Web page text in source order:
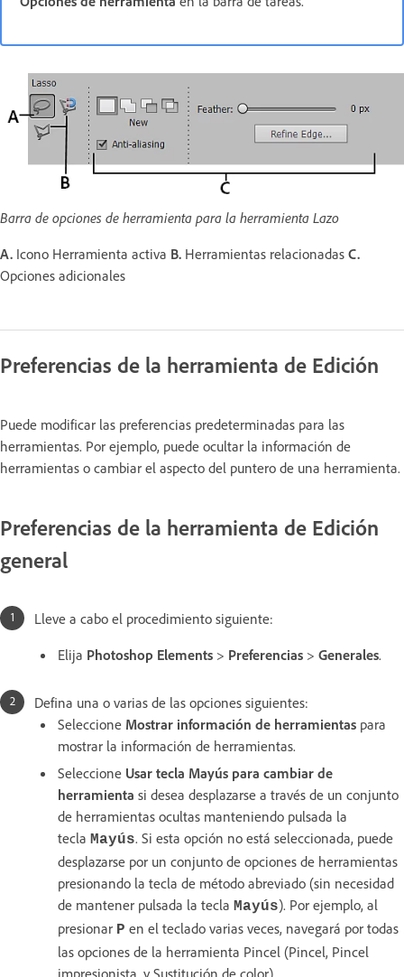
Barra de opciones de herramienta para la herramienta Lazo
A. Icono Herramienta activa B. Herramientas relacionadas C.
Opciones adicionales
Preferencias de la herramienta de Edición
Puede modificar las preferencias predeterminadas para las
herramientas. Por ejemplo, puede ocultar la información de
herramientas o cambiar el aspecto del puntero de una herramienta.
Preferencias de la herramienta de Edición
general
Lleve a cabo el procedimiento siguiente:
Elija Photoshop Elements > Preferencias > Generales.
Defina una o varias de las opciones siguientes:
Seleccione Mostrar información de herramientas para
mostrar la información de herramientas.
Seleccione Usar tecla Mayús para cambiar de
herramienta si desea desplazarse a través de un conjunto
de herramientas ocultas manteniendo pulsada la
tecla Mayús. Si esta opción no está seleccionada, puede
desplazarse por un conjunto de opciones de herramientas
presionando la tecla de método abreviado (sin necesidad
de mantener pulsada la tecla Mayús). Por ejemplo, al
presionar P en el teclado varias veces, navegará por todas
las opciones de la herramienta Pincel (Pincel, Pincel